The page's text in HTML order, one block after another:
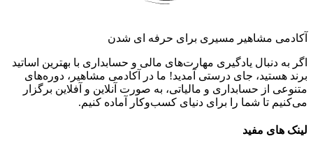
آکادمی مشاهیر مسیری برای حرفه ای شدن
اگر به دنبال یادگیری مهارت‌های مالی و حسابداری با بهترین اساتید
برند هستید، جای درستی آمدید! ما در آکادمی مشاهیر، دوره‌های
متنوعی از حسابداری و مالیاتی، به صورت آنلاین و آفلاین برگزار
می‌کنیم تا شما را برای دنیای کسب‌وکار آماده کنیم.
لینک های مفید